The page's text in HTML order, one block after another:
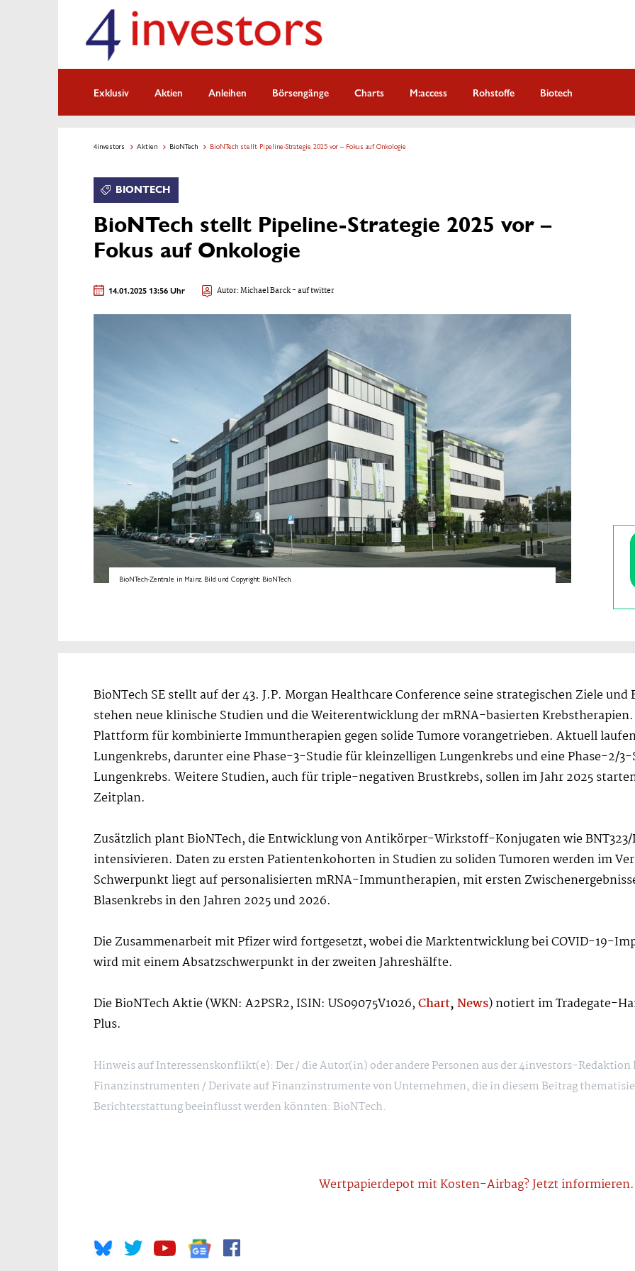
Exklusiv Aktien Anleihen Börsengänge Charts M:access Rohstoffe Biotech
4investors Aktien BioNTech BioNTech stellt Pipeline-Strategie 2025 vor – Fokus auf Onkologie
BIONTECH
BioNTech stellt Pipeline-Strategie 2025 vor –
Fokus auf Onkologie
14.01.2025 13:56 Uhr Autor:Michael Barck- auf twitter
BioNTech-Zentrale in Mainz. Bild und Copyright: BioNTech.
BioNTech SE stellt auf der 43. J.P. Morgan Healthcare Conference seine strategischen Ziele
stehen neue klinische Studien und die Weiterentwicklung der mRNA-basierten
Plattform für kombinierte Immuntherapien gegen solide Tumore vorangetrieben. Aktuell
Lungenkrebs, darunter eine Phase-3-Studie für kleinzelligen Lungenkrebs und eine Phase-2/
Lungenkrebs. Weitere Studien, auch für triple-negativen Brustkrebs, sollen im Jahr 2025
Zeitplan.
Zusätzlich plant BioNTech, die Entwicklung von Antikörper-Wirkstoff-Konjugaten wie BNT323/
intensivieren. Daten zu ersten Patientenkohorten in Studien zu soliden Tumoren werden im
Schwerpunkt liegt auf personalisierten mRNA-Immuntherapien, mit ersten
Blasenkrebs in den Jahren 2025 und 2026.
Die Zusammenarbeit mit Pfizer wird fortgesetzt, wobei die Marktentwicklung bei COVID-19-
wird mit einem Absatzschwerpunkt in der zweiten Jahreshälfte.
Die BioNTech Aktie (WKN: A2PSR2, ISIN: US09075V1026,Chart,News) notiert im Tradegate-
Plus.
Hinweis auf Interessenskonflikt(e): Der / die Autor(in) oder andere Personen aus der 4investors-
Finanzinstrumenten / Derivate auf Finanzinstrumente von Unternehmen, die in diesem Beitrag
Berichterstattung beeinflusst werden könnten: BioNTech.
Wertpapierdepot mit Kosten-Airbag? Jetzt informieren.